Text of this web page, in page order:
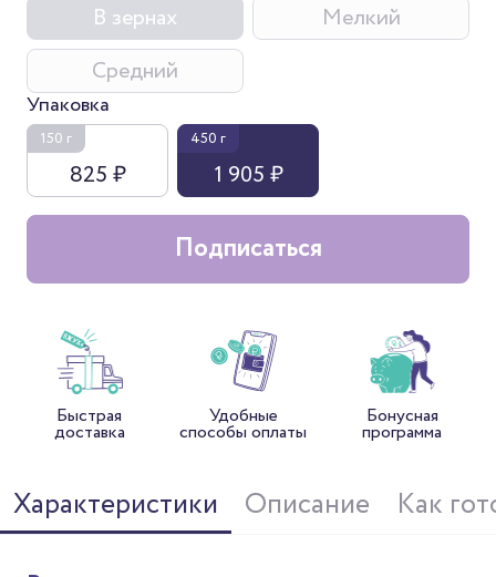
В зернах
Мелкий
Средний
Упаковка
150 г
825 ₽
450 г
1 905 ₽
Подписаться
Быстрая
доставка
Удобные
способы оплаты
Бонусная
программа
Характеристики Описание Как